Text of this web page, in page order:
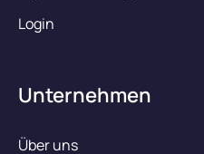
Login
Unternehmen
Über uns